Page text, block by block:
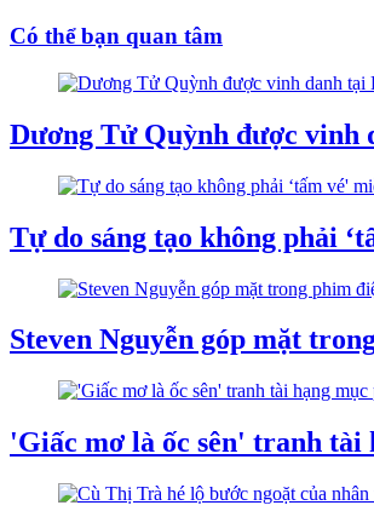
Có thể bạn quan tâm
Dương Tử Quỳnh được vinh
Tự do sáng tạo không phải
Steven Nguyễn góp mặt
'Giấc mơ là ốc sên' tranh tài